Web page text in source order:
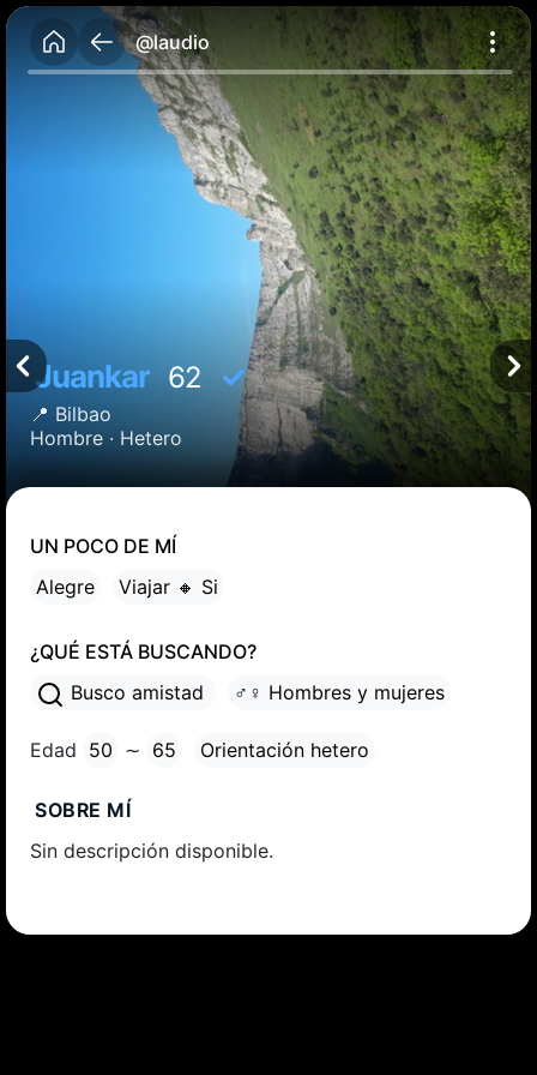
@laudio
Juankar 62 ✓
📍 Bilbao
Hombre · Hetero
UN POCO DE MÍ
Alegre
Viajar 🔸 Si
¿QUÉ ESTÁ BUSCANDO?
Busco amistad
♂♀ Hombres y mujeres
Edad 50 ∼ 65 Orientación hetero
SOBRE MÍ
Sin descripción disponible.